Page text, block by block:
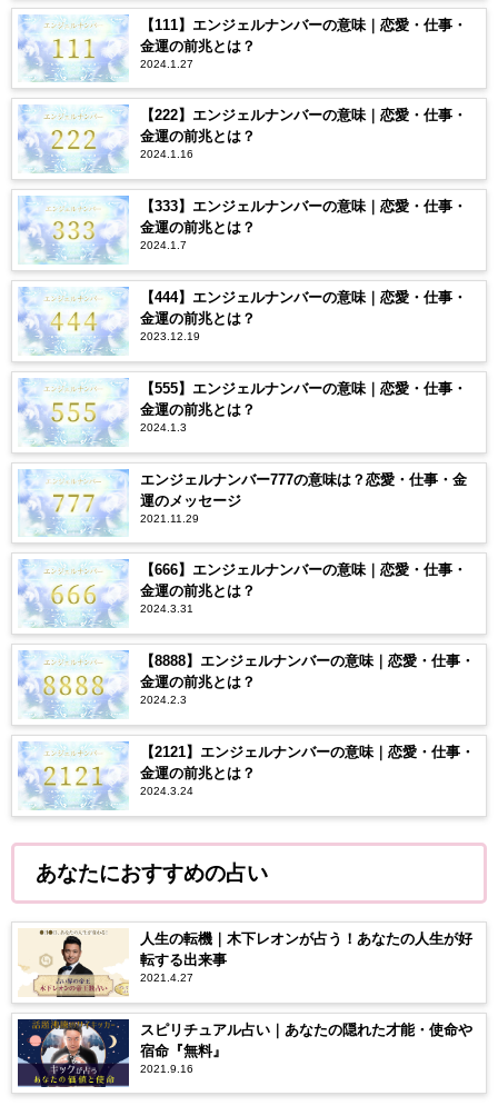
【111】エンジェルナンバーの意味｜恋愛・仕事・
金運の前兆とは？
2024.1.27
【222】エンジェルナンバーの意味｜恋愛・仕事・
金運の前兆とは？
2024.1.16
【333】エンジェルナンバーの意味｜恋愛・仕事・
金運の前兆とは？
2024.1.7
【444】エンジェルナンバーの意味｜恋愛・仕事・
金運の前兆とは？
2023.12.19
【555】エンジェルナンバーの意味｜恋愛・仕事・
金運の前兆とは？
2024.1.3
エンジェルナンバー777の意味は？恋愛・仕事・金
運のメッセージ
2021.11.29
【666】エンジェルナンバーの意味｜恋愛・仕事・
金運の前兆とは？
2024.3.31
【8888】エンジェルナンバーの意味｜恋愛・仕事・
金運の前兆とは？
2024.2.3
【2121】エンジェルナンバーの意味｜恋愛・仕事・
金運の前兆とは？
2024.3.24
あなたにおすすめの占い
人生の転機｜木下レオンが占う！あなたの人生が好
転する出来事
2021.4.27
スピリチュアル占い｜あなたの隠れた才能・使命や
宿命『無料』
2021.9.16